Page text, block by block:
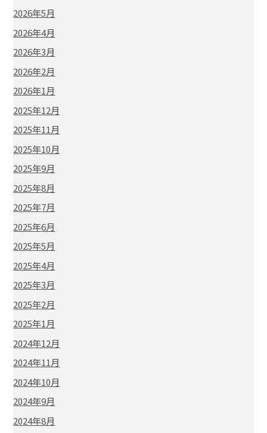
2026年5月
2026年4月
2026年3月
2026年2月
2026年1月
2025年12月
2025年11月
2025年10月
2025年9月
2025年8月
2025年7月
2025年6月
2025年5月
2025年4月
2025年3月
2025年2月
2025年1月
2024年12月
2024年11月
2024年10月
2024年9月
2024年8月